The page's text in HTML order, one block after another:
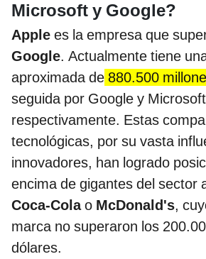
Microsoft y Google?
Apple es la empresa que
Google. Actualmente tiene
aproximada de 880.500
seguida por Google y
respectivamente. Estas
tecnológicas, por su vasta
innovadores, han logrado
encima de gigantes del sector
Coca-Colao McDonald's,
marca no superaron los
dólares.